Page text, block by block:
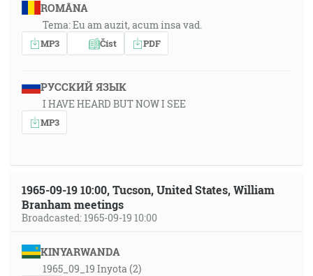
ROMÂNA
Tema: Eu am auzit, acum insa vad.
MP3 Číst PDF
РУССКИЙ ЯЗЫК
I HAVE HEARD BUT NOW I SEE
MP3
1965-09-19 10:00, Tucson, United States, William
Branham meetings
Broadcasted: 1965-09-19 10:00
KINYARWANDA
1965_09_19 Inyota (2)